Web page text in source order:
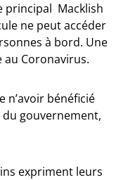
principal Macklish
ne peut accéder
à bord. Une
Coronavirus.
n’avoir bénéficié
du gouvernement,
expriment leurs